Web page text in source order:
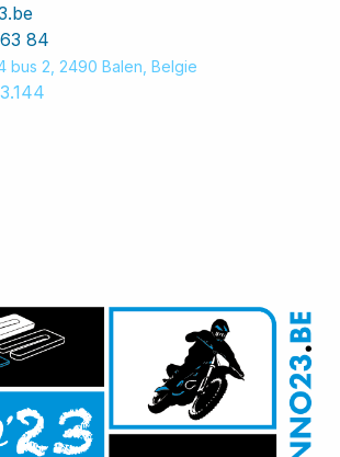
84
bus 2, 2490 Balen, Belgie​